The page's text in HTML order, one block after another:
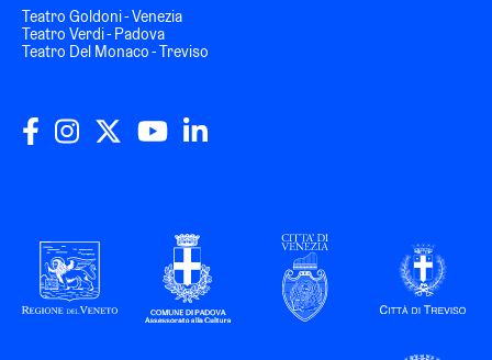
Teatro Goldoni - Venezia
Teatro Verdi - Padova
Teatro Del Monaco - Treviso